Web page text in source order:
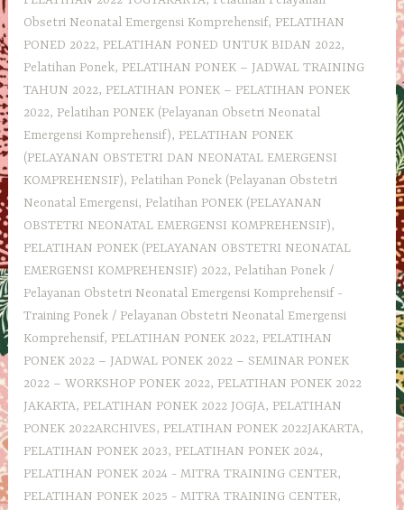
Obsetri Neonatal Emergensi Komprehensif, PELATIHAN
PONED 2022, PELATIHAN PONED UNTUK BIDAN 2022,
Pelatihan Ponek, PELATIHAN PONEK – JADWAL TRAINING
TAHUN 2022, PELATIHAN PONEK – PELATIHAN PONEK
2022, Pelatihan PONEK (Pelayanan Obsetri Neonatal
Emergensi Komprehensif), PELATIHAN PONEK
(PELAYANAN OBSTETRI DAN NEONATAL EMERGENSI
KOMPREHENSIF), Pelatihan Ponek (Pelayanan Obstetri
Neonatal Emergensi, Pelatihan PONEK (PELAYANAN
OBSTETRI NEONATAL EMERGENSI KOMPREHENSIF),
PELATIHAN PONEK (PELAYANAN OBSTETRI NEONATAL
EMERGENSI KOMPREHENSIF) 2022, Pelatihan Ponek /
Pelayanan Obstetri Neonatal Emergensi Komprehensif -
Training Ponek / Pelayanan Obstetri Neonatal Emergensi
Komprehensif, PELATIHAN PONEK 2022, PELATIHAN
PONEK 2022 – JADWAL PONEK 2022 – SEMINAR PONEK
2022 – WORKSHOP PONEK 2022, PELATIHAN PONEK 2022
JAKARTA, PELATIHAN PONEK 2022 JOGJA, PELATIHAN
PONEK 2022ARCHIVES, PELATIHAN PONEK 2022JAKARTA,
PELATIHAN PONEK 2023, PELATIHAN PONEK 2024,
PELATIHAN PONEK 2024 - MITRA TRAINING CENTER,
PELATIHAN PONEK 2025 - MITRA TRAINING CENTER,